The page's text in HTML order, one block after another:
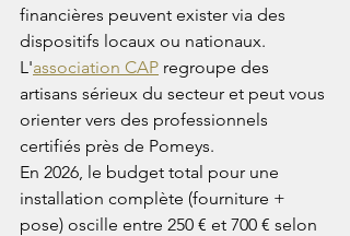
financières peuvent exister via des
dispositifs locaux ou nationaux.
L'association CAP regroupe des
artisans sérieux du secteur et peut vous
orienter vers des professionnels
certifiés près de Pomeys.
En 2026, le budget total pour une
installation complète (fourniture +
pose) oscille entre 250 € et 700 € selon